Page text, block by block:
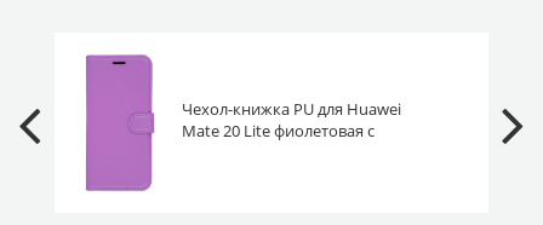
Чехол-книжка PU для Huawei
Mate 20 Lite фиолетовая с